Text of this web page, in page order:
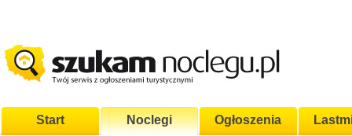
Start Noclegi Ogłoszenia